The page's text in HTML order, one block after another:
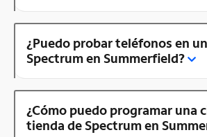
¿Puedo probar teléfonos en
Spectrum en Summerfield?
¿Cómo puedo programar una
tienda de Spectrum en